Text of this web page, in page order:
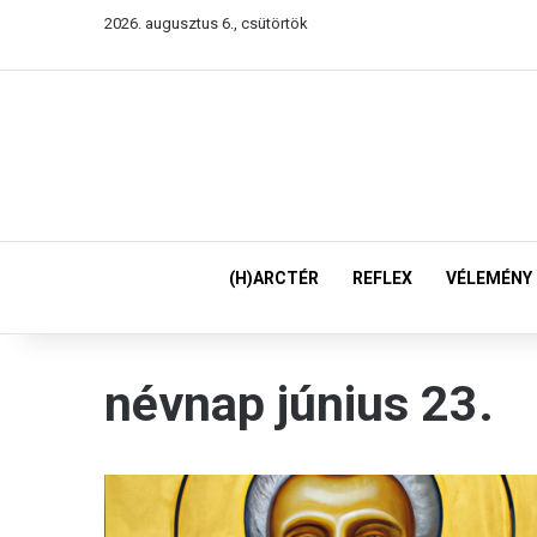
2026. augusztus 6., csütörtök
(H)ARCTÉR REFLEX VÉLEMÉNY
névnap június 23.